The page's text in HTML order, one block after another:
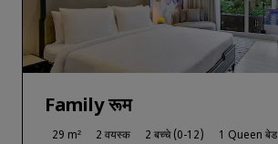
Family रूम
29 m² 2 वयस्क 2 बच्चे (0-12) 1 Queen बेड